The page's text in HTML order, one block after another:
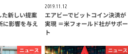
た新しい提案
に影響を与え
2019.11.12
エアビーでビットコイン決済が
実現 ＝米フォールド社がサポー
ト
ニュース ニュース